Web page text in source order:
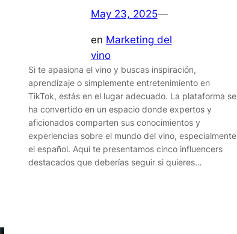
May 23, 2025—
en Marketing del
vino
Si te apasiona el vino y buscas inspiración,
aprendizaje o simplemente entretenimiento en
TikTok, estás en el lugar adecuado. La plataforma se
ha convertido en un espacio donde expertos y
aficionados comparten sus conocimientos y
experiencias sobre el mundo del vino, especialmente
el español. Aquí te presentamos cinco influencers
destacados que deberías seguir si quieres…